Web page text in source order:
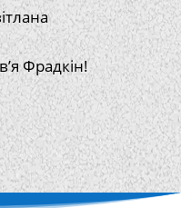
Фрадкін!